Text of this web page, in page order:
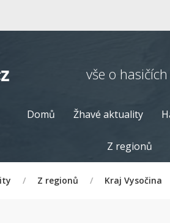
vše o hasičích
Domů Žhavé aktuality
Z regionů
/ Z regionů / Kraj Vysočina